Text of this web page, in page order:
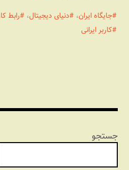
جایگاه ایران، دنیای دیجیتال، رابط
کاربر ایرانی
جستجو